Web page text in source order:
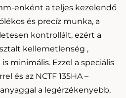
enként a teljes kezelendő
és precíz munka, a
kontrollált, ezért a
kellemetlenség ,
minimális. Ezzel a speciális
és az NCTF 135HA –
a legérzékenyebb,